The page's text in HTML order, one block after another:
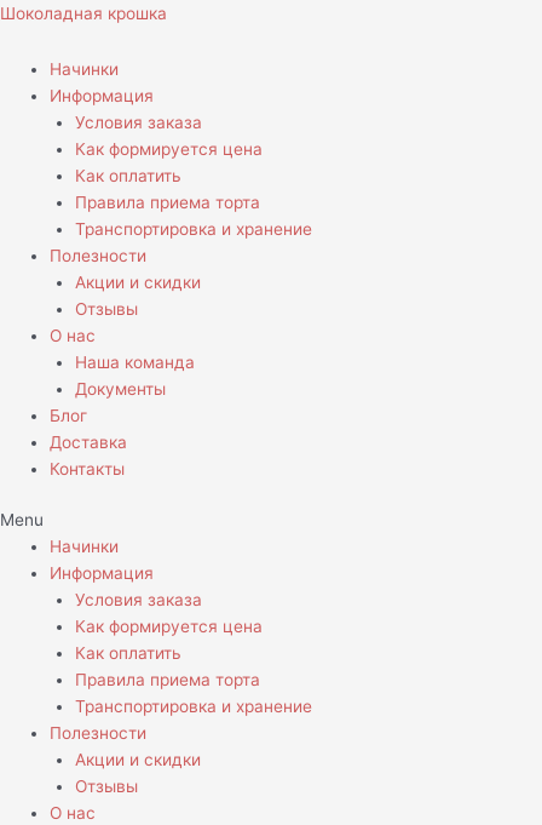
Перейти
содержимому
Шоколадная крошка
Начинки
Информация
Условия заказа
Как формируется цена
Как оплатить
Правила приема торта
Транспортировка и хранение
Полезности
Акции и скидки
Отзывы
О нас
Наша команда
Документы
Блог
Доставка
Контакты
Menu
Начинки
Информация
Условия заказа
Как формируется цена
Как оплатить
Правила приема торта
Транспортировка и хранение
Полезности
Акции и скидки
Отзывы
О нас